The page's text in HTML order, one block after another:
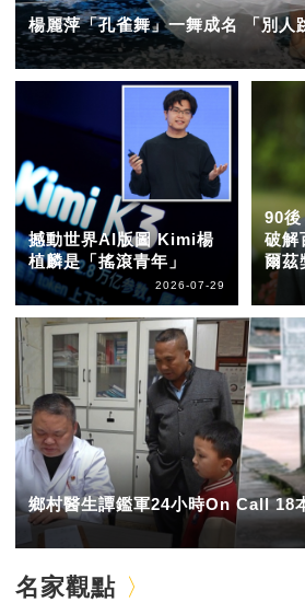
楊麗萍「孔雀舞」一舞成名 「別人
撼動世界AI版圖 Kimi楊
植麟是「搖滾青年」
2026-07-29
90
破解
爾茲
鄉村醫生譚鑑軍24小時On Call 18
名家觀點